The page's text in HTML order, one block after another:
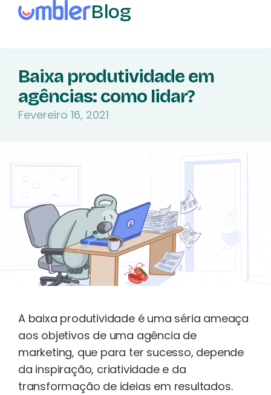
Blog
Baixa produtividade em
agências: como lidar?
Fevereiro 16, 2021
A baixa produtividade é uma séria ameaça
aos objetivos de uma agência de
marketing, que para ter sucesso, depende
da inspiração, criatividade e da
transformação de ideias em resultados.